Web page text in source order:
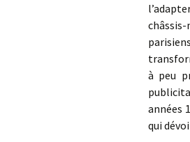
châssis-
à peu
années
qui